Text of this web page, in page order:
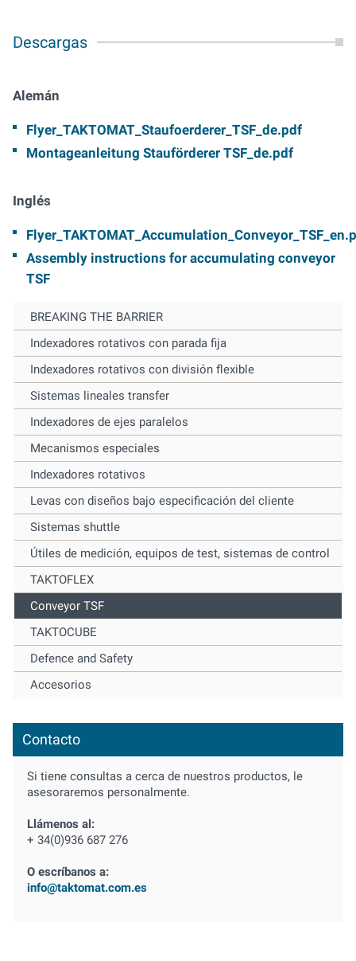
Descargas
Alemán
Flyer_TAKTOMAT_Staufoerderer_TSF_de.pdf
Montageanleitung Stauförderer TSF_de.pdf
Inglés
Assembly instructions for accumulating conveyor
TSF
BREAKING THE BARRIER
Indexadores rotativos con parada fija
Indexadores rotativos con división flexible
Sistemas lineales transfer
Indexadores de ejes paralelos
Mecanismos especiales
Indexadores rotativos
Levas con diseños bajo especificación del cliente
Sistemas shuttle
Útiles de medición, equipos de test, sistemas de control
TAKTOFLEX
Conveyor TSF
TAKTOCUBE
Defence and Safety
Accesorios
Contacto
Si tiene consultas a cerca de nuestros productos, le
asesoraremos personalmente.
Llámenos al:
+ 34(0)936 687 276
O escríbanos a:
info@taktomat.com.es